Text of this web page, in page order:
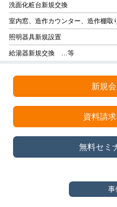
洗面化粧台新規交換
室内窓、造作カウンター、造作棚取
照明器具新規設置
給湯器新規交換 …等
新規
資料請
無料セミ
事